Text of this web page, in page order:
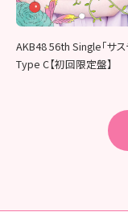
AKB48 56th Single「サス
Type C【初回限定盤】